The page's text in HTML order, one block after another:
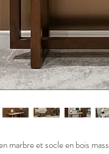
marbre et socle en bois